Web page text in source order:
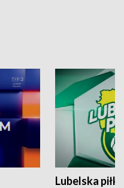
Lubelska piłka